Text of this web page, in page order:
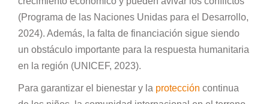
(Programa de las Naciones Unidas para el Desarrollo,
2024). Además, la falta de financiación sigue siendo
un obstáculo importante para la respuesta humanitaria
en la región (UNICEF, 2023).
Para garantizar el bienestar y la protección continua